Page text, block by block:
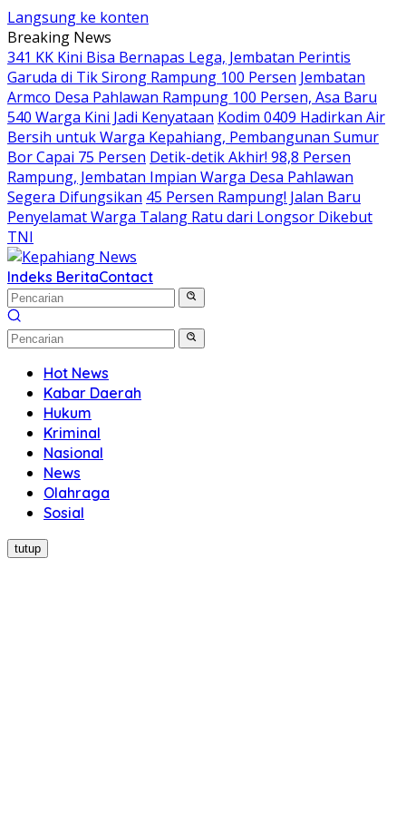
Langsung ke konten
Breaking News
341 KK Kini Bisa Bernapas Lega, Jembatan Perintis
Garuda di Tik Sirong Rampung 100 Persen Jembatan
Armco Desa Pahlawan Rampung 100 Persen, Asa Baru
540 Warga Kini Jadi Kenyataan Kodim 0409 Hadirkan Air
Bersih untuk Warga Kepahiang, Pembangunan Sumur
Bor Capai 75 Persen Detik-detik Akhir! 98,8 Persen
Rampung, Jembatan Impian Warga Desa Pahlawan
Segera Difungsikan 45 Persen Rampung! Jalan Baru
Penyelamat Warga Talang Ratu dari Longsor Dikebut
TNI
Indeks BeritaContact
Hot News
Kabar Daerah
Hukum
Kriminal
Nasional
News
Olahraga
Sosial
tutup